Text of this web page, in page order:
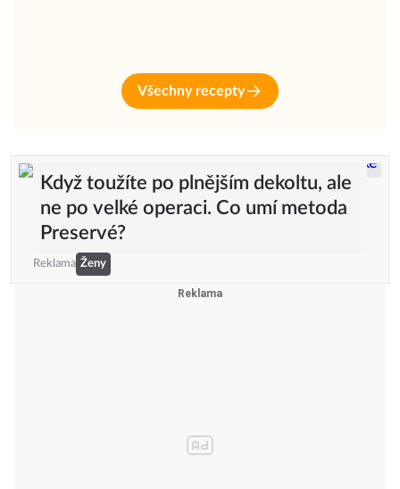
Všechny recepty
Když toužíte po plnějším dekoltu, ale
ne po velké operaci. Co umí metoda
Preservé?
Reklama Ženy